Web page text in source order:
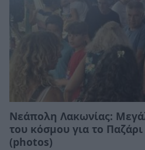
Νεάπολη Λακωνίας:
του κόσμου για το
(photos)